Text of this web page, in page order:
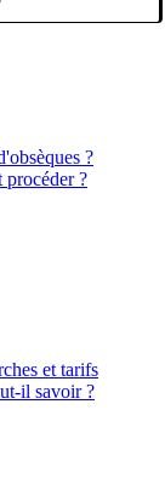
?
procéder ?
et tarifs
il savoir ?